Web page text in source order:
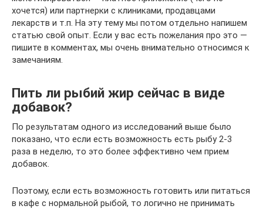
хочется) или партнерки с клиниками, продавцами
лекарств и т.п. На эту тему мы потом отдельно напишем
статью свой опыт. Если у вас есть пожелания про это —
пишите в комментах, мы очень внимательно относимся к
замечаниям.
Пить ли рыбий жир сейчас в виде
добавок?
По результатам одного из исследований выше было
показано, что если есть возможность есть рыбу 2-3
раза в неделю, то это более эффективно чем прием
добавок.
Поэтому, если есть возможность готовить или питаться
в кафе с нормальной рыбой, то логично не принимать